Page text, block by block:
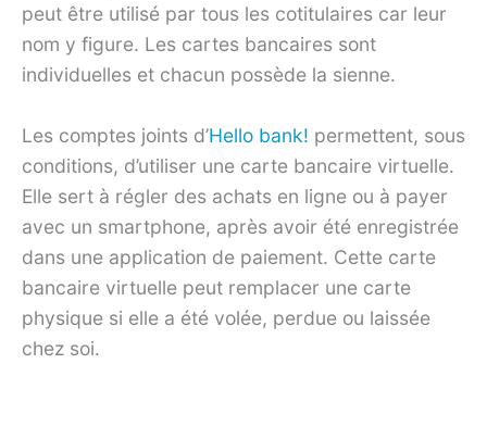
peut être utilisé par tous les cotitulaires car leur
nom y figure. Les cartes bancaires sont
individuelles et chacun possède la sienne.
Les comptes joints d’Hello bank! permettent, sous
conditions, d’utiliser une carte bancaire virtuelle.
Elle sert à régler des achats en ligne ou à payer
avec un smartphone, après avoir été enregistrée
dans une application de paiement. Cette carte
bancaire virtuelle peut remplacer une carte
physique si elle a été volée, perdue ou laissée
chez soi.